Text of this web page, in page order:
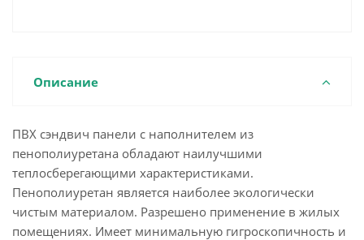
Описание
ПВХ сэндвич панели с наполнителем из
пенополиуретана обладают наилучшими
теплосберегающими характеристиками.
Пенополиуретан является наиболее экологически
чистым материалом. Разрешено применение в жилых
помещениях. Имеет минимальную гигроскопичность и